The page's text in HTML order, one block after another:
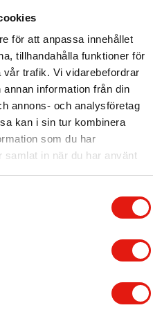
för att anpassa innehållet
tillhandahålla funktioner för
trafik. Vi vidarebefordrar
information från din
annons- och analysföretag
kan i sin tur kombinera
som du har
samlat in när du har använt